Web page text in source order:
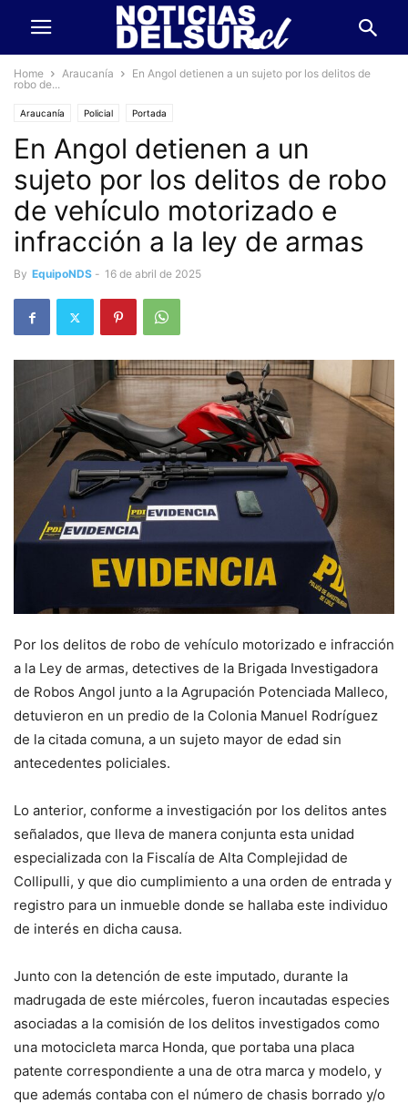
Home Araucanía
En Angol detienen a un sujeto por los delitos de
robo de...
Araucanía Policial Portada
En Angol detienen a un
sujeto por los delitos de robo
de vehículo motorizado e
infracción a la ley de armas
By EquipoNDS - 16 de abril de 2025
Por los delitos de robo de vehículo motorizado e infracción
a la Ley de armas, detectives de la Brigada Investigadora
de Robos Angol junto a la Agrupación Potenciada Malleco,
detuvieron en un predio de la Colonia Manuel Rodríguez
de la citada comuna, a un sujeto mayor de edad sin
antecedentes policiales.
Lo anterior, conforme a investigación por los delitos antes
señalados, que lleva de manera conjunta esta unidad
especializada con la Fiscalía de Alta Complejidad de
Collipulli, y que dio cumplimiento a una orden de entrada y
registro para un inmueble donde se hallaba este individuo
de interés en dicha causa.
Junto con la detención de este imputado, durante la
madrugada de este miércoles, fueron incautadas especies
asociadas a la comisión de los delitos investigados como
una motocicleta marca Honda, que portaba una placa
patente correspondiente a una de otra marca y modelo, y
que además contaba con el número de chasis borrado y/o